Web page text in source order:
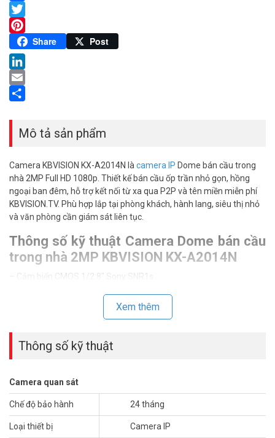
Facebook
Twitter
Pinterest
Share Post
LinkedIn
Email
Mô tả sản phẩm
Camera KBVISION KX-A2014N là camera IP Dome bán cầu trong
nhà 2MP Full HD 1080p. Thiết kế bán cầu ốp trần nhỏ gọn, hồng
ngoại ban đêm, hỗ trợ kết nối từ xa qua P2P và tên miền miễn phí
KBVISION.TV. Phù hợp lắp tại phòng khách, hành lang, siêu thị nhỏ
và văn phòng cần giám sát liên tục.
Thông số kỹ thuật Camera Dome bán cầu
trong nhà 2MP KBVISION KX-A2014N
– Cảm biến CMOS 1/2.8″ Sony SNR1s
– Ống kính cố định 2.8mm (góc nhìn 102 độ)
bằng trắng (AWB), tự động bù tín hiệu ảnh (AGC), chống ngược
sáng(BLC), chống nhiễu (3D-DNR).
– Hỗ trợ chuẩn ONVIF, Tên miền miễn phí KBVISION.TV và P2P
– Phần mềm sử dụng: KBVIEW Plus, KBiVMS, KBVMS Lite
– Chuẩn chống nước IP67.
– Chất liệu vỏ nhựa
– Điện áp: DC12V hoặc PoE, công suất <6W - Nhiệt độ hoạt động :
Xem thêm
Thông số kỹ thuật
Camera quan sát
Chế độ bảo hành 24 tháng
Loại thiết bị Camera IP